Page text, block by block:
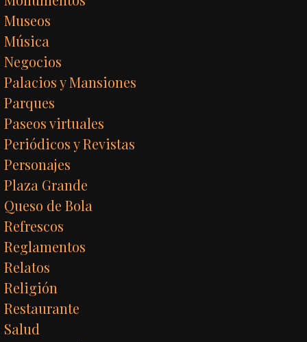
Museos
Música
Negocios
Palacios y Mansiones
Parques
Paseos virtuales
Periódicos y Revistas
Personajes
Plaza Grande
Queso de Bola
Refrescos
Reglamentos
Relatos
Religión
Restaurante
Salud